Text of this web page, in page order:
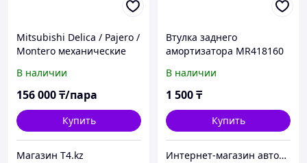
Mitsubishi Delica / Pajero /
Montero механические
В наличии
156 000₸/пара
Купить
Магазин T4.kz
Втулка заднего
амортизатора MR418160
В наличии
1 500₸
Купить
Интернет-магазин автозапчастей Parts-shop.kz